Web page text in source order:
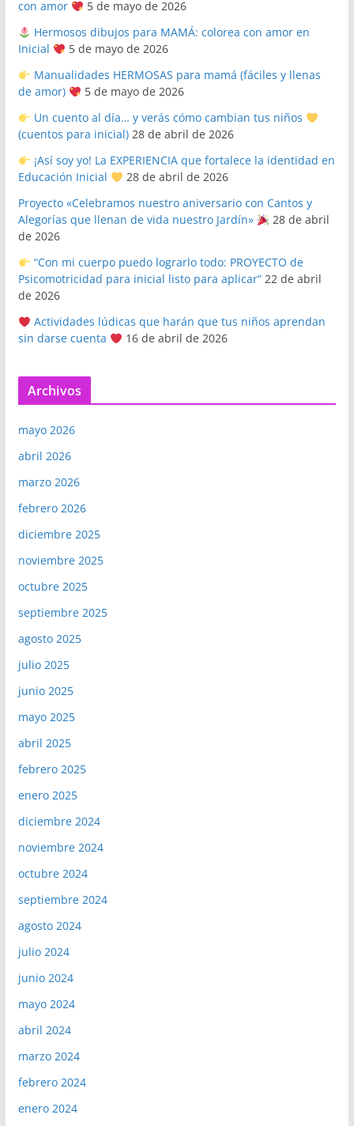
con amor
5 de mayo de 2026
Hermosos dibujos para MAMÁ: colorea con amor en
Inicial
5 de mayo de 2026
Manualidades HERMOSAS para mamá (fáciles y llenas
de amor)
5 de mayo de 2026
Un cuento al día… y verás cómo cambian tus niños
(cuentos para inicial) 28 de abril de 2026
¡Así soy yo! La EXPERIENCIA que fortalece la identidad en
Educación Inicial
28 de abril de 2026
Proyecto «Celebramos nuestro aniversario con Cantos y
Alegorías que llenan de vida nuestro Jardín»
28 de abril
de 2026
“Con mi cuerpo puedo lograrlo todo: PROYECTO de
Psicomotricidad para inicial listo para aplicar” 22 de abril
de 2026
Actividades lúdicas que harán que tus niños aprendan
sin darse cuenta
16 de abril de 2026
Archivos
mayo 2026
abril 2026
marzo 2026
febrero 2026
diciembre 2025
noviembre 2025
octubre 2025
septiembre 2025
agosto 2025
julio 2025
junio 2025
mayo 2025
abril 2025
febrero 2025
enero 2025
diciembre 2024
noviembre 2024
octubre 2024
septiembre 2024
agosto 2024
julio 2024
junio 2024
mayo 2024
abril 2024
marzo 2024
febrero 2024
enero 2024